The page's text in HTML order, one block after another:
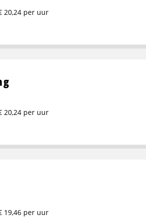
20,24 per uur
20,24 per uur
19,46 per uur